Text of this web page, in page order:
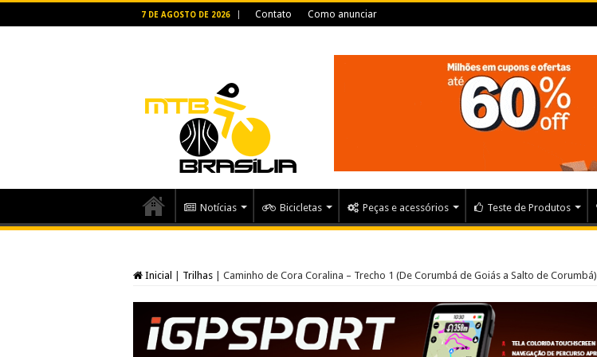
7 DE AGOSTO DE 2026 Contato Como anunciar
Notícias Bicicletas Peças e acessórios Teste de Produtos
Inicial Trilhas Caminho de Cora Coralina – Trecho 1 (De Corumbá de Goiás a Salto de Corumbá)